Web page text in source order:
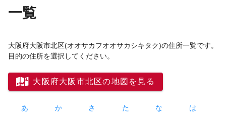
一覧
大阪府大阪市北区(オオサカフオオサカシキタク)の住所一覧です。
目的の住所を選択してください。
大阪府大阪市北区の地図を見る
あ か さ た な は